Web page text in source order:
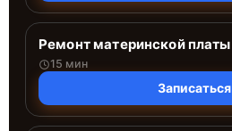
Ремонт материнской платы
15 мин
Записаться